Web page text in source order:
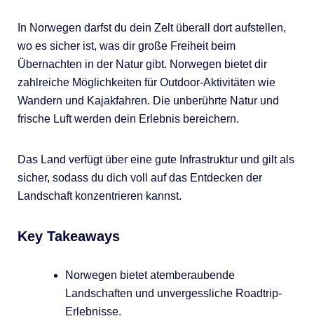
In Norwegen darfst du dein Zelt überall dort aufstellen,
wo es sicher ist, was dir große Freiheit beim
Übernachten in der Natur gibt. Norwegen bietet dir
zahlreiche Möglichkeiten für Outdoor-Aktivitäten wie
Wandern und Kajakfahren. Die unberührte Natur und
frische Luft werden dein Erlebnis bereichern.
Das Land verfügt über eine gute Infrastruktur und gilt als
sicher, sodass du dich voll auf das Entdecken der
Landschaft konzentrieren kannst.
Key Takeaways
Norwegen bietet atemberaubende
Landschaften und unvergessliche Roadtrip-
Erlebnisse.